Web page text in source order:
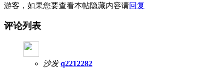
游客，如果您要查看本帖隐藏内容请回复
评论列表
沙发 q2212282